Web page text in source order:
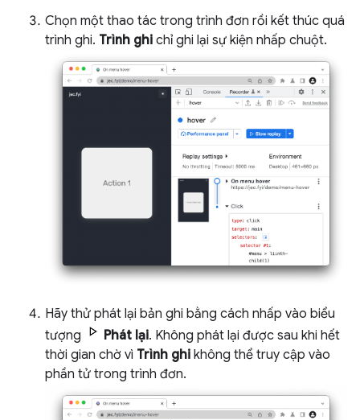
Chọn một thao tác trong trình đơn rồi kết thúc quá
trình ghi. Trình ghi chỉ ghi lại sự kiện nhấp chuột.
Hãy thử phát lại bản ghi bằng cách nhấp vào biểu
tượng
Phát lại. Không phát lại được sau khi hết
thời gian chờ vì Trình ghi không thể truy cập vào
phần tử trong trình đơn.